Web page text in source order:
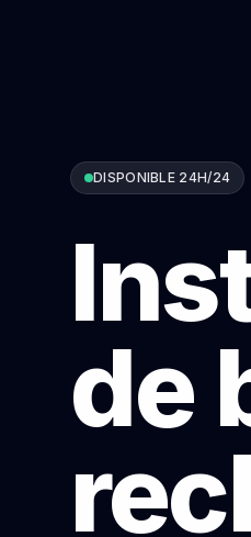
DISPONIBLE 24H/24
de